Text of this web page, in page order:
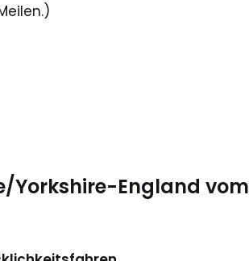
Yorkshire-England vom